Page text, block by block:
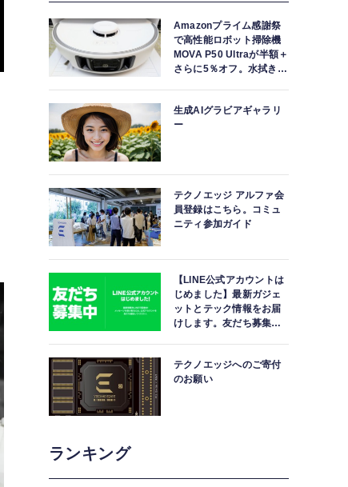
Amazonプライム感謝祭
で高性能ロボット掃除機
MOVA P50 Ultraが半額＋
さらに5％オフ。水拭きモ
生成AIグラビアギャラリ
ー
テクノエッジ アルファ会
員登録はこちら。コミュ
ニティ参加ガイド
【LINE公式アカウントは
じめました】最新ガジェ
ットとテック情報をお届
けします。友だち募集
テクノエッジへのご寄付
のお願い
ランキング